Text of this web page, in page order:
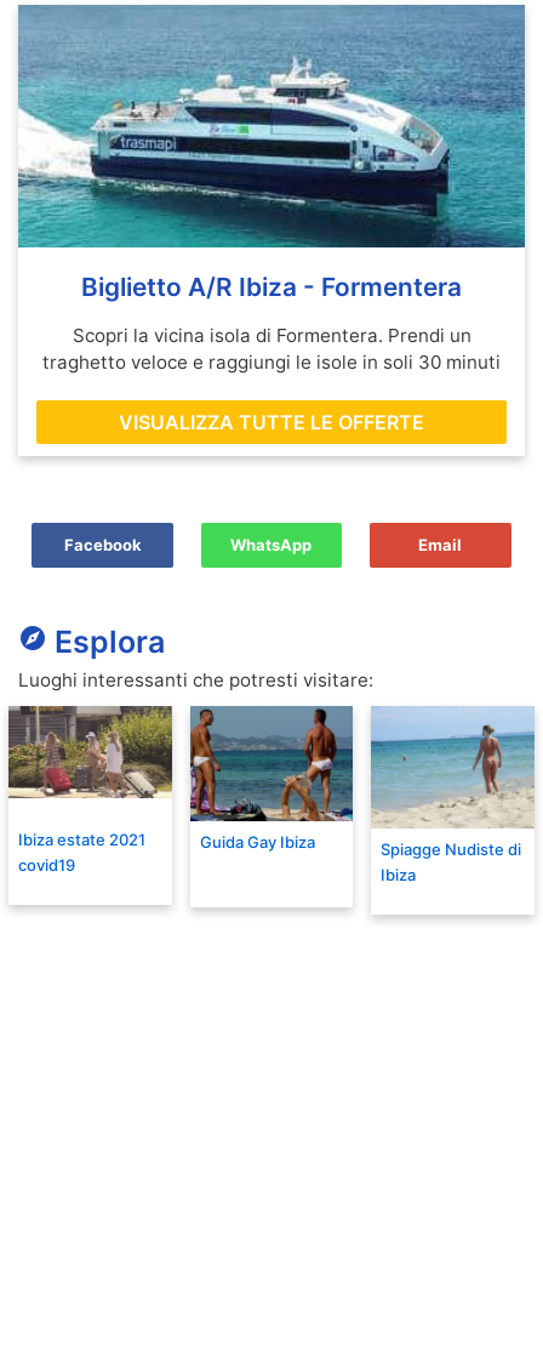
Biglietto A/R Ibiza - Formentera
Scopri la vicina isola di Formentera. Prendi un
traghetto veloce e raggiungi le isole in soli 30 minuti
VISUALIZZA TUTTE LE OFFERTE
Facebook WhatsApp Email
explore Esplora
Luoghi interessanti che potresti visitare:
Ibiza estate 2021
covid19
Guida Gay Ibiza
Spiagge Nudiste di
Ibiza